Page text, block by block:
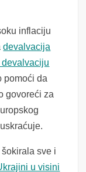
inflaciju
devalvacija
pomoći da
govoreći za
sve i
u visini